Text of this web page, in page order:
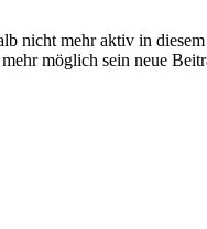
nicht mehr aktiv in
möglich sein neue